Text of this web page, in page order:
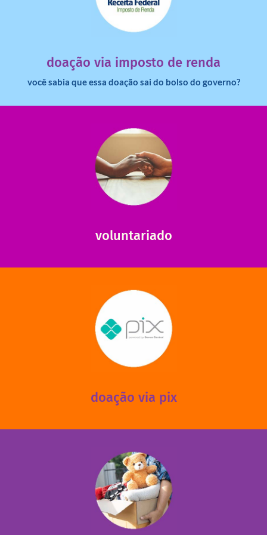
doação via imposto de renda
você sabia que essa doação sai do bolso do governo?
dinheiro deixa de ir para o governo?
voluntariado
ajudar com certos assuntos. Entre em contato conosco e
saiba como nos ajudar.
saiba mais
doação via pix
via PIX? Elas também são muito importantes para
mantermos nossas unidades em funcionamento!
saiba mais
Você pode doar esses itens na Rua Belmonte, 547 – Vila
Leopoldina – De segunda a sexta, das 8h30 às 11h30 e
das 13h30 às 17h30 (sextas até às 16h30).
fale conosco